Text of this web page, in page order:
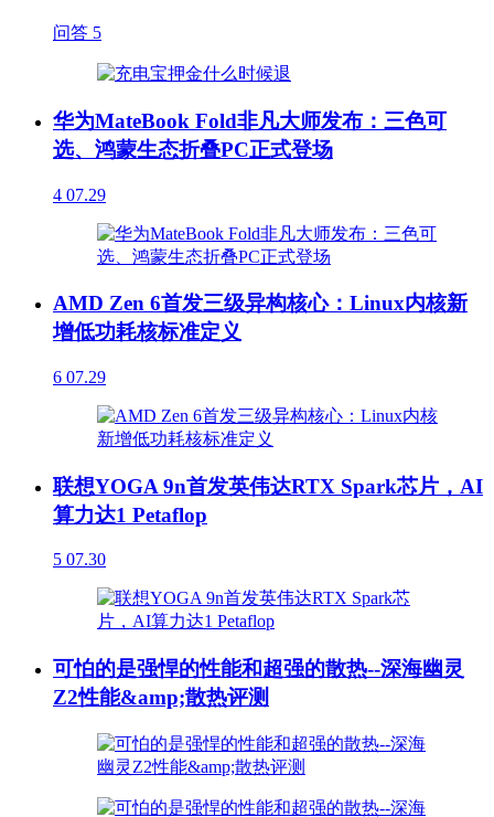
问答 5
华为MateBook Fold非凡大师发布：三色可
选、鸿蒙生态折叠PC正式登场
4 07.29
AMD Zen 6首发三级异构核心：Linux内核新
增低功耗核标准定义
6 07.29
联想YOGA 9n首发英伟达RTX Spark芯片，AI
算力达1 Petaflop
5 07.30
可怕的是强悍的性能和超强的散热--深海幽灵
Z2性能&amp;散热评测